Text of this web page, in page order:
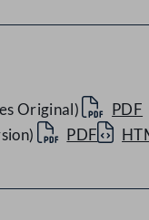
Original)
PDF
PDF